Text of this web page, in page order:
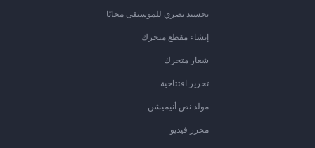
تجسيد بصري للموسيقى مجانًا
إنشاء مقطع متحرك
شعار متحرك
تحرير افتتاحية
مولد نص أنيميشن
محرر فيديو